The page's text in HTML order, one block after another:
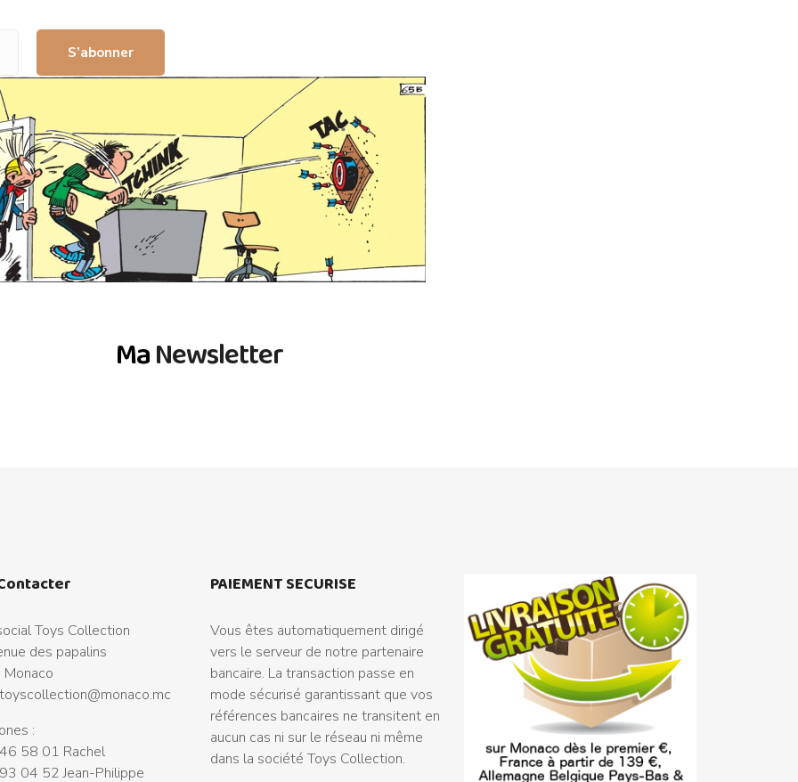
S’abonner
MaNewsletter
Toys Collection
des papalins
toyscollection@monaco.mc
:
58 01 Rachel
04 52 Jean-Philippe
PAIEMENT SECURISE
Vous êtes automatiquement dirigé
vers le serveur de notre partenaire
bancaire. La transaction passe en
mode sécurisé garantissant que vos
références bancaires ne transitent en
aucun cas ni sur le réseau ni même
dans la société Toys Collection.